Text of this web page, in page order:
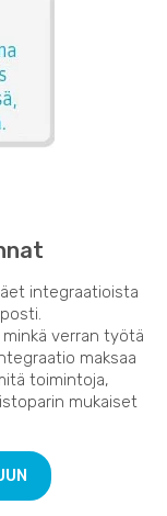
integraatioista
verran työtä
maksaa
toimintoja,
mukaiset